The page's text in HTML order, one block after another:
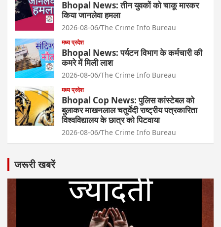
Bhopal News: तीन युवकों को चाकू मारकर
किया जानलेवा हमला
2026-08-06 The Crime Info Bureau
मध्य प्रदेश
Bhopal News: पर्यटन विभाग के कर्मचारी की
कमरे में मिली लाश
2026-08-06 The Crime Info Bureau
मध्य प्रदेश
Bhopal Cop News: पुलिस कांस्टेबल को
बुलाकर माखनलाल चतुर्वेदी राष्ट्रीय पत्रकारिता
विश्वविद्यालय के छात्र को पिटवाया
2026-08-06 The Crime Info Bureau
जरूरी खबरें